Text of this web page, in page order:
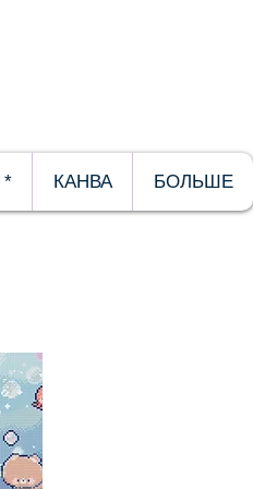
* КАНВА БОЛЬШЕ